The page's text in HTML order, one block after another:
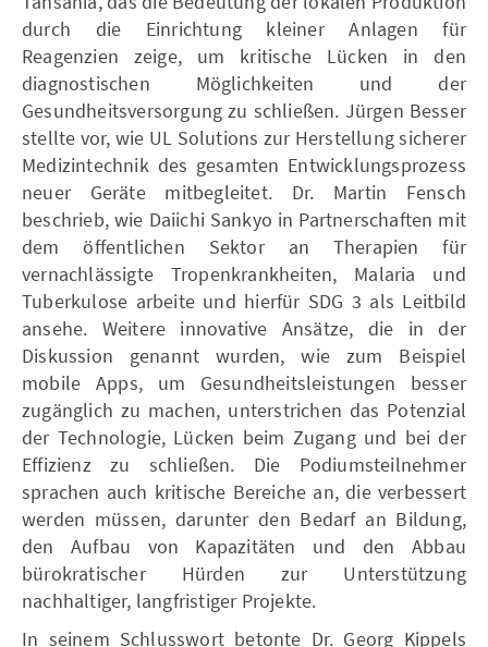
durch die Einrichtung kleiner Anlagen für
Reagenzien zeige, um kritische Lücken in den
diagnostischen Möglichkeiten und der
Gesundheitsversorgung zu schließen. Jürgen Besser
stellte vor, wie UL Solutions zur Herstellung sicherer
Medizintechnik des gesamten Entwicklungsprozess
neuer Geräte mitbegleitet. Dr. Martin Fensch
beschrieb, wie Daiichi Sankyo in Partnerschaften mit
dem öffentlichen Sektor an Therapien für
vernachlässigte Tropenkrankheiten, Malaria und
Tuberkulose arbeite und hierfür SDG 3 als Leitbild
ansehe. Weitere innovative Ansätze, die in der
Diskussion genannt wurden, wie zum Beispiel
mobile Apps, um Gesundheitsleistungen besser
zugänglich zu machen, unterstrichen das Potenzial
der Technologie, Lücken beim Zugang und bei der
Effizienz zu schließen. Die Podiumsteilnehmer
sprachen auch kritische Bereiche an, die verbessert
werden müssen, darunter den Bedarf an Bildung,
den Aufbau von Kapazitäten und den Abbau
bürokratischer Hürden zur Unterstützung
nachhaltiger, langfristiger Projekte.
In seinem Schlusswort betonte Dr. Georg Kippels